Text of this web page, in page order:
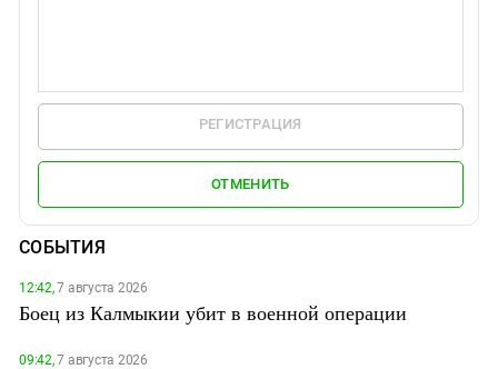
РЕГИСТРАЦИЯ
ОТМЕНИТЬ
СОБЫТИЯ
12:42,7 августа 2026
Боец из Калмыкии убит в военной операции
09:42,7 августа 2026